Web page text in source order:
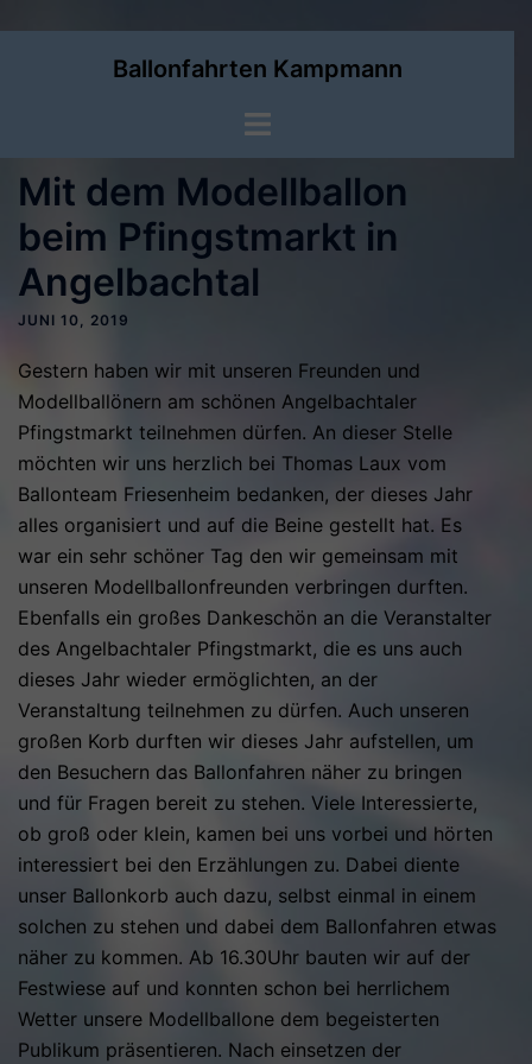
Ballonfahrten Kampmann
Menü
Mit dem Modellballon
beim Pfingstmarkt in
Angelbachtal
JUNI 10, 2019
Gestern haben wir mit unseren Freunden und
Modellballönern am schönen Angelbachtaler
Pfingstmarkt teilnehmen dürfen. An dieser Stelle
möchten wir uns herzlich bei Thomas Laux vom
Ballonteam Friesenheim bedanken, der dieses Jahr
alles organisiert und auf die Beine gestellt hat. Es
war ein sehr schöner Tag den wir gemeinsam mit
unseren Modellballonfreunden verbringen durften.
Ebenfalls ein großes Dankeschön an die Veranstalter
des Angelbachtaler Pfingstmarkt, die es uns auch
dieses Jahr wieder ermöglichten, an der
Veranstaltung teilnehmen zu dürfen. Auch unseren
großen Korb durften wir dieses Jahr aufstellen, um
den Besuchern das Ballonfahren näher zu bringen
und für Fragen bereit zu stehen. Viele Interessierte,
ob groß oder klein, kamen bei uns vorbei und hörten
interessiert bei den Erzählungen zu. Dabei diente
unser Ballonkorb auch dazu, selbst einmal in einem
solchen zu stehen und dabei dem Ballonfahren etwas
näher zu kommen. Ab 16.30Uhr bauten wir auf der
Festwiese auf und konnten schon bei herrlichem
Wetter unsere Modellballone dem begeisterten
Publikum präsentieren. Nach einsetzen der